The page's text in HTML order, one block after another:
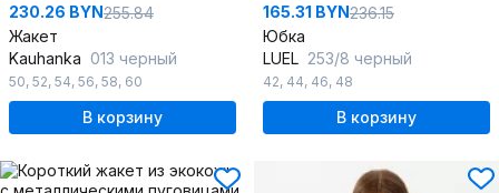
230.26 BYN255.84
Жакет
Kauhanka 013 черный
50, 52, 54, 56, 58, 60
В корзину
165.31 BYN236.15
Юбка
LUEL 253/8 черный
42, 44, 46, 48
В корзину